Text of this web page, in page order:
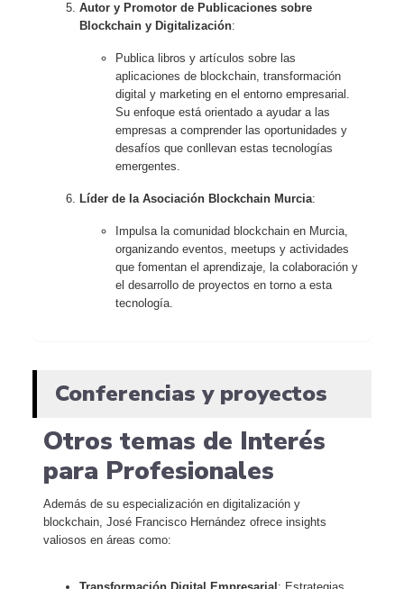
Autor y Promotor de Publicaciones sobre
Blockchain y Digitalización:
Publica libros y artículos sobre las
aplicaciones de blockchain, transformación
digital y marketing en el entorno empresarial.
Su enfoque está orientado a ayudar a las
empresas a comprender las oportunidades y
desafíos que conllevan estas tecnologías
emergentes.
Líder de la Asociación Blockchain Murcia:
Impulsa la comunidad blockchain en Murcia,
organizando eventos, meetups y actividades
que fomentan el aprendizaje, la colaboración y
el desarrollo de proyectos en torno a esta
tecnología.
Conferencias y proyectos
Otros temas de Interés
para Profesionales
Además de su especialización en digitalización y
blockchain, José Francisco Hernández ofrece insights
valiosos en áreas como: